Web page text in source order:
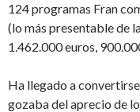
124 programas Fran
(lo más presentable de
1.462.000 euros,
Ha llegado a
gozaba del aprecio de